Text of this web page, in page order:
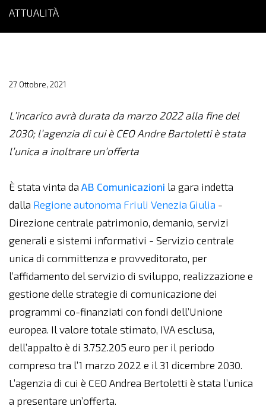
ATTUALITÀ
27 Ottobre, 2021
L’incarico avrà durata da marzo 2022 alla fine del
2030; l’agenzia di cui è CEO Andre Bartoletti è stata
l’unica a inoltrare un’offerta
È stata vinta da AB Comunicazioni la gara indetta
dalla Regione autonoma Friuli Venezia Giulia -
Direzione centrale patrimonio, demanio, servizi
generali e sistemi informativi - Servizio centrale
unica di committenza e provveditorato, per
l’affidamento del servizio di sviluppo, realizzazione e
gestione delle strategie di comunicazione dei
programmi co-finanziati con fondi dell’Unione
europea. Il valore totale stimato, IVA esclusa,
dell’appalto è di 3.752.205 euro per il periodo
compreso tra l’1 marzo 2022 e il 31 dicembre 2030.
L’agenzia di cui è CEO Andrea Bertoletti è stata l’unica
a presentare un’offerta.